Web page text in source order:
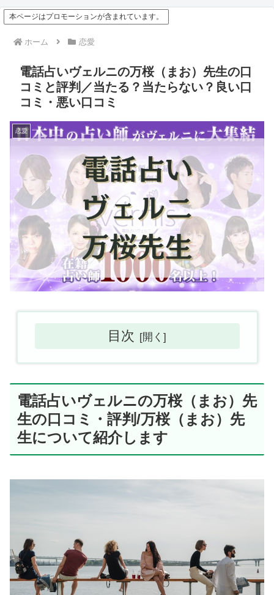
本ページはプロモーションが含まれています。
ホーム 恋愛
電話占いヴェルニの万桜（まお）先生の口
コミと評判／当たる？当たらない？良い口
コミ・悪い口コミ
恋愛
目次
電話占いヴェルニの万桜（まお）先
生の口コミ・評判/万桜（まお）先
生について紹介します